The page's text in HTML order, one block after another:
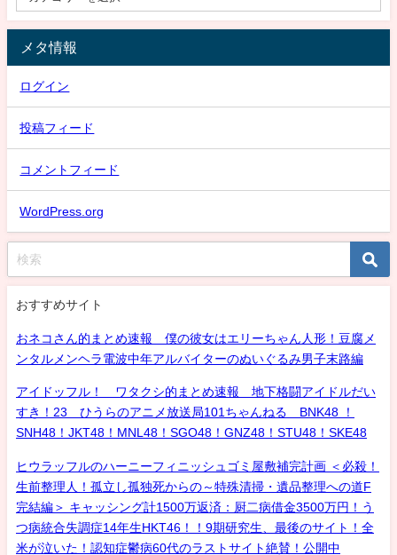
メタ情報
ログイン
投稿フィード
コメントフィード
WordPress.org
おすすめサイト
おネコさん的まとめ速報 僕の彼女はエリーちゃん人形！豆腐メ
ンタルメンヘラ電波中年アルバイターのぬいぐるみ男子末路編
アイドッフル！ ワタクシ的まとめ速報 地下格闘アイドルだい
すき！23 ひうらのアニメ放送局101ちゃんねる BNK48 ！
SNH48！JKT48！MNL48！SGO48！GNZ48！STU48！SKE48
ヒウラッフルのハーニーフィニッシュゴミ屋敷補完計画 ＜必殺！
生前整理人！孤立し孤独死からの～特殊清掃・遺品整理への道F
完結編＞ キャッシング計1500万返済：厨二病借金3500万円！う
つ病統合失調症14年生HKT46！！9期研究生、最後のサイト！全
米が泣いた！認知症鬱病60代のラストサイト絶賛！公開中